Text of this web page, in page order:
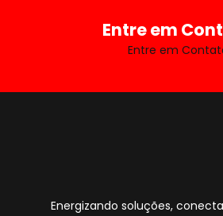
Entre em
Entre em
Energizando soluções,